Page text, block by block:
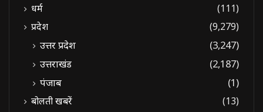
धर्म
(111)
प्रदेश
(9,279)
उत्तर प्रदेश
(3,247)
उत्तराखंड
(2,187)
पंजाब
(1)
बोलती खबरें
(13)